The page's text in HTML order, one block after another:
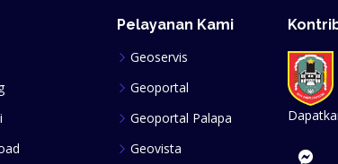
Pelayanan Kami
Geoservis
Geoportal
Geoportal Palapa
Geovista